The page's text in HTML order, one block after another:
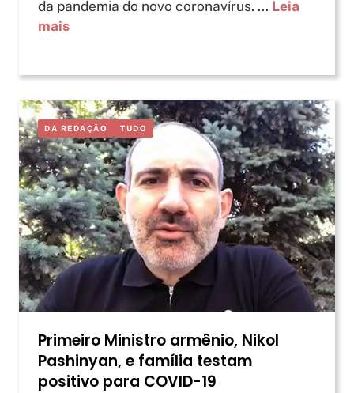
da pandemia do novo coronavírus. ... Leia
mais
DA REDAÇÃO TUDO
Primeiro Ministro armênio, Nikol
Pashinyan, e família testam
positivo para COVID-19